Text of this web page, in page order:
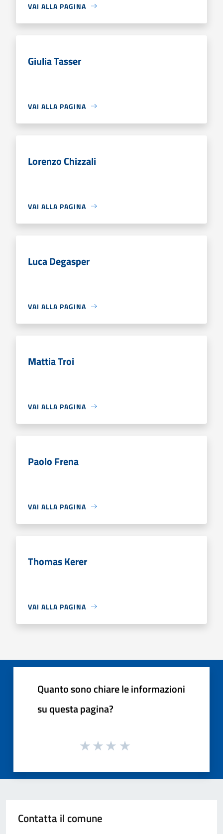
VAI ALLA PAGINA
Giulia Tasser
VAI ALLA PAGINA
Lorenzo Chizzali
VAI ALLA PAGINA
Luca Degasper
VAI ALLA PAGINA
Mattia Troi
VAI ALLA PAGINA
Paolo Frena
VAI ALLA PAGINA
Thomas Kerer
VAI ALLA PAGINA
Quanto sono chiare le informazioni
su questa pagina?
Contatta il comune